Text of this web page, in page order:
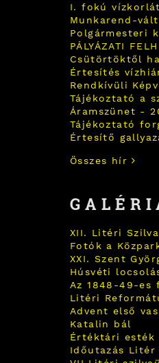
I. fokú
Csütörtöktől
Értesítés
Áramszünet -
Tájékoztató
Értesítő
Összes hír
XII. Litéri
Húsvéti
Advent első
Katalin bál
Értéktári esték
Időutazás Litér